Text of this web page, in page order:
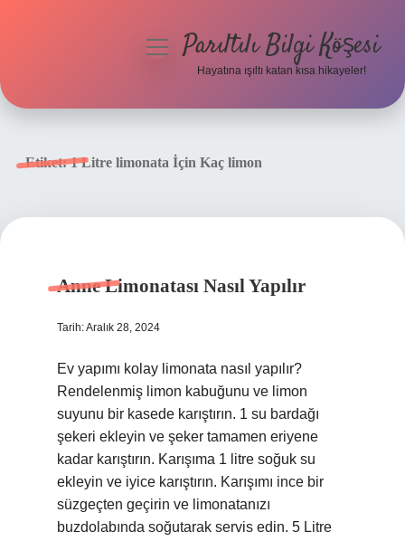
menüyüParıltılı Bilgi Köşesi
Hayatına ışıltı katan kısa hikayeler!
Etiket:1 Litre limonata İçin Kaç limon
Anne Limonatası Nasıl Yapılır
Tarih: Aralık 28, 2024
Ev yapımı kolay limonata nasıl yapılır?
Rendelenmiş limon kabuğunu ve limon
suyunu bir kasede karıştırın. 1 su bardağı
şekeri ekleyin ve şeker tamamen eriyene
kadar karıştırın. Karışıma 1 litre soğuk su
ekleyin ve iyice karıştırın. Karışımı ince bir
süzgeçten geçirin ve limonatanızı
buzdolabında soğutarak servis edin. 5 Litre